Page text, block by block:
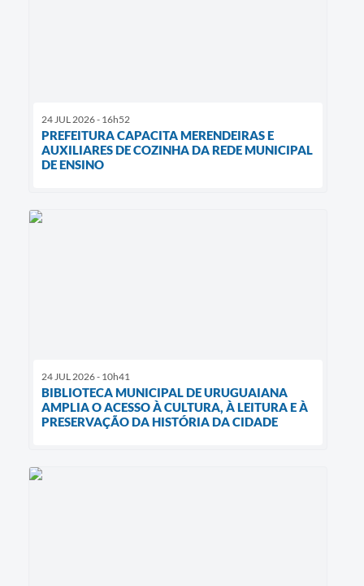
24 JUL 2026 - 16h52
PREFEITURA CAPACITA MERENDEIRAS E
AUXILIARES DE COZINHA DA REDE MUNICIPAL
DE ENSINO
24 JUL 2026 - 10h41
BIBLIOTECA MUNICIPAL DE URUGUAIANA
AMPLIA O ACESSO À CULTURA, À LEITURA E À
PRESERVAÇÃO DA HISTÓRIA DA CIDADE